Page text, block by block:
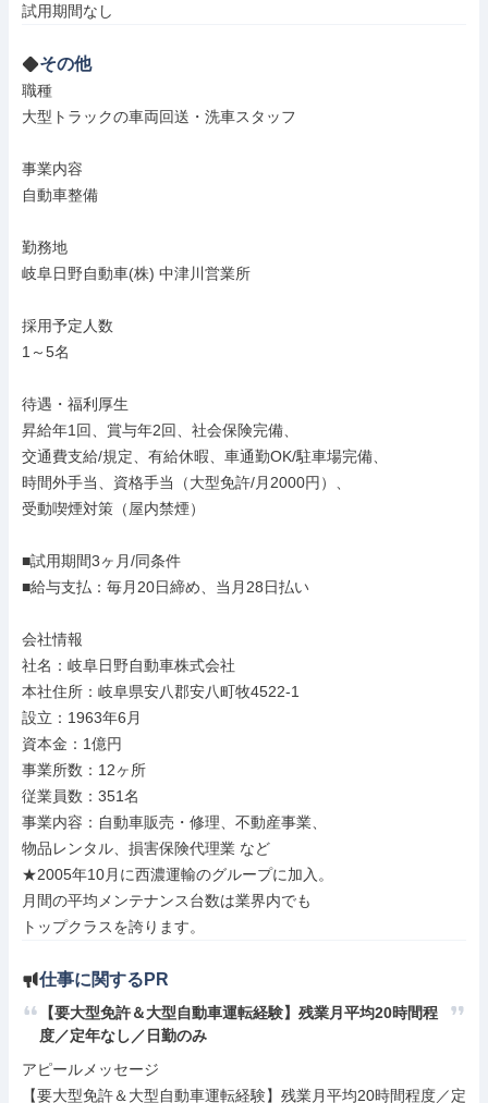
試用期間なし
その他
職種
大型トラックの車両回送・洗車スタッフ
事業内容
自動車整備
勤務地
岐阜日野自動車(株) 中津川営業所
採用予定人数
1～5名
待遇・福利厚生
昇給年1回、賞与年2回、社会保険完備、
交通費支給/規定、有給休暇、車通勤OK/駐車場完備、
時間外手当、資格手当（大型免許/月2000円）、
受動喫煙対策（屋内禁煙）
■試用期間3ヶ月/同条件
■給与支払：毎月20日締め、当月28日払い
会社情報
社名：岐阜日野自動車株式会社
本社住所：岐阜県安八郡安八町牧4522-1
設立：1963年6月
資本金：1億円
事業所数：12ヶ所
従業員数：351名
事業内容：自動車販売・修理、不動産事業、
物品レンタル、損害保険代理業 など
★2005年10月に西濃運輸のグループに加入。
月間の平均メンテナンス台数は業界内でも
トップクラスを誇ります。
仕事に関するPR
【要大型免許＆大型自動車運転経験】残業月平均20時間程
度／定年なし／日勤のみ
アピールメッセージ
【要大型免許＆大型自動車運転経験】残業月平均20時間程度／定